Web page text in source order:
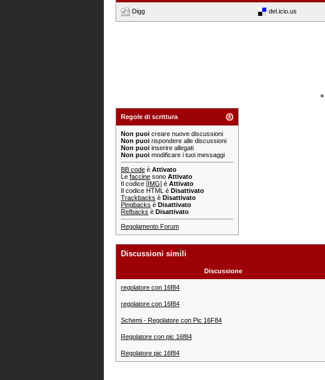
Digg del.icio.us
«
Regole di scrittura
Non puoi creare nuove discussioni
Non puoi rispondere alle discussioni
Non puoi inserire allegati
Non puoi modificare i tuoi messaggi
BB code è Attivato
Le faccine sono Attivato
Il codice [IMG] è Attivato
Il codice HTML è Disattivato
Trackbacks è Disattivato
Pingbacks è Disattivato
Refbacks è Disattivato
Regolamento Forum
Discussioni simili
Discussione
regolatore con 16f84
regolatore con 16f84
Schemi - Regolatore con Pic 16F84
Regolatore con pic 16f84
Regolatore pic 16f84